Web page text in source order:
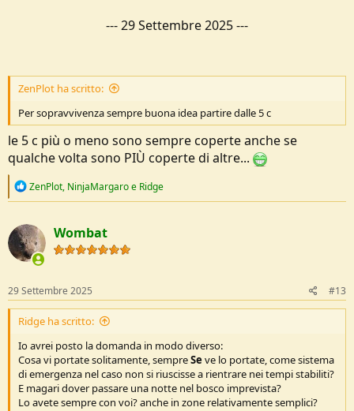
---29 Settembre 2025---
ZenPlot ha scritto:
Per sopravvivenza sempre buona idea partire dalle 5 c
le 5 c più o meno sono sempre coperte anche se
qualche volta sono PIÙ coperte di altre...
R
c
t
i
o
s
:
ZenPlot, NinjaMargaroe Ridge
Wombat
29 Settembre 2025 #13
Ridge ha scritto:
Io avrei posto la domanda in modo diverso:
Cosa vi portate solitamente, sempreSe ve lo portate, come sistema
di emergenza nel caso non si riuscisse a rientrare nei tempi stabiliti?
E magari dover passare una notte nel bosco imprevista?
Lo avete sempre con voi? anche in zone relativamente semplici?